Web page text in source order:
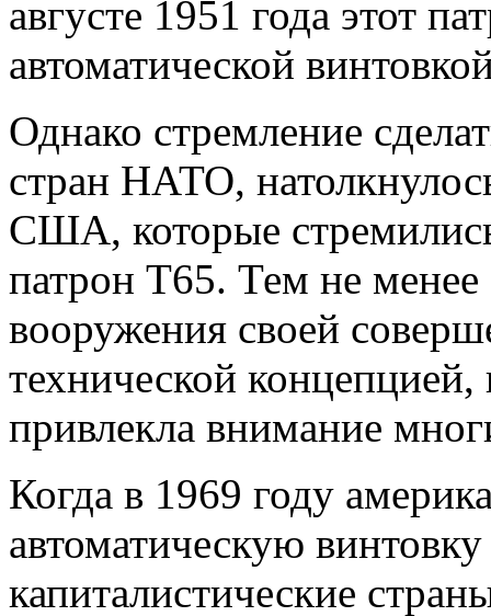
августе 1951 года этот
автоматической
Однако стремление
стран НАТО,
США, которые
патрон Т65. Тем не менее
вооружения своей
технической
привлекла внимание
Когда в 1969 году
автоматическую
капиталистические